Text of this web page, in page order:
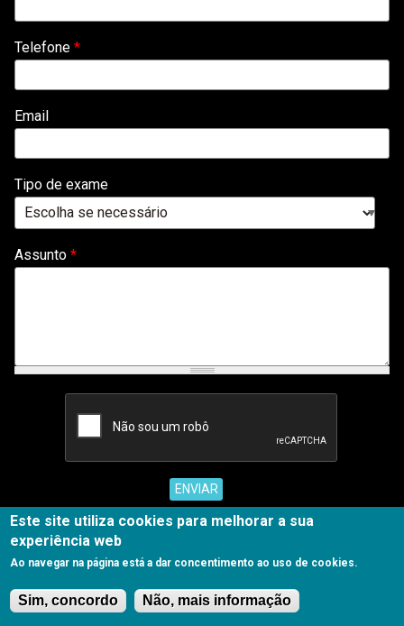
Telefone *
Email
Tipo de exame
Assunto *
Block
title
©2017 Copyright SORRISO NATURAL. Powered by
Block
Onde?
Este site utiliza cookies para melhorar a sua
experiência web
Ao navegar na página está a dar concentimento ao uso de cookies.
Sim, concordo Não, mais informação